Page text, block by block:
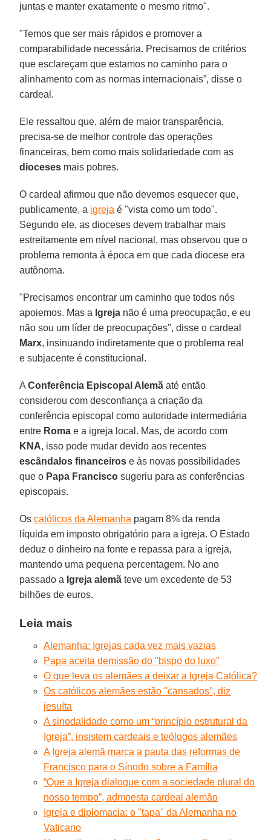
juntas e manter exatamente o mesmo ritmo".
"Temos que ser mais rápidos e promover a
comparabilidade necessária. Precisamos de critérios
que esclareçam que estamos no caminho para o
alinhamento com as normas internacionais”, disse o
cardeal.
Ele ressaltou que, além de maior transparência,
precisa-se de melhor controle das operações
financeiras, bem como mais solidariedade com as
dioceses mais pobres.
O cardeal afirmou que não devemos esquecer que,
publicamente, a igreja é "vista como um todo".
Segundo ele, as dioceses devem trabalhar mais
estreitamente em nível nacional, mas observou que o
problema remonta à época em que cada diocese era
autônoma.
"Precisamos encontrar um caminho que todos nós
apoiemos. Mas a Igreja não é uma preocupação, e eu
não sou um líder de preocupações", disse o cardeal
Marx, insinuando indiretamente que o problema real
e subjacente é constitucional.
AConferência Episcopal Alemã até então
considerou com desconfiança a criação da
conferência episcopal como autoridade intermediária
entre Roma e a igreja local. Mas, de acordo com
KNA, isso pode mudar devido aos recentes
escândalos financeiros e às novas possibilidades
que o Papa Francisco sugeriu para as conferências
episcopais.
Oscatólicos da Alemanha pagam 8% da renda
líquida em imposto obrigatório para a igreja. O Estado
deduz o dinheiro na fonte e repassa para a igreja,
mantendo uma pequena percentagem. No ano
passado a Igreja alemã teve um excedente de 53
bilhões de euros.
Leia mais
Alemanha: Igrejas cada vez mais vazias
Papa aceita demissão do "bispo do luxo"
O que leva os alemães a deixar a Igreja Católica?
Os católicos alemães estão "cansados", diz
jesuíta
A sinodalidade como um “princípio estrutural da
Igreja”, insistem cardeais e teólogos alemães
A Igreja alemã marca a pauta das reformas de
Francisco para o Sínodo sobre a Família
“Que a Igreja dialogue com a sociedade plural do
nosso tempo”, admoesta cardeal alemão
Igreja e diplomacia: o ''tapa'' da Alemanha no
Vaticano